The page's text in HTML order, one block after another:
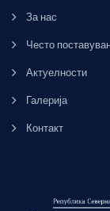
За нас
Често
Актуелности
Галерија
Контакт